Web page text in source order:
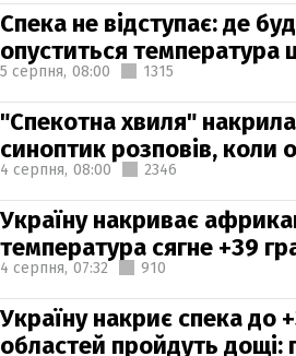
Спека не відступає: де
опуститься температура
5 серпня, 08:00 1315
"Спекотна хвиля"
синоптик розповів, коли
4 серпня, 08:00 2346
Україну накриває
температура сягне +39
4 серпня, 07:32 910
Україну накриє спека до
областей пройдуть дощі: